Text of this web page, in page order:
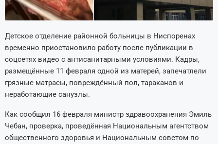
Детское отделение районной больницы в Ниспоренах
временно приостановило работу после публикации в
соцсетях видео с антисанитарными условиями. Кадры,
размещённые 11 февраля одной из матерей, запечатлели
грязные матрасы, повреждённый пол, тараканов и
неработающие санузлы.
Как сообщил 16 февраля министр здравоохранения Эмиль
Чебан, проверка, проведённая Национальным агентством
общественного здоровья и Национальным советом по